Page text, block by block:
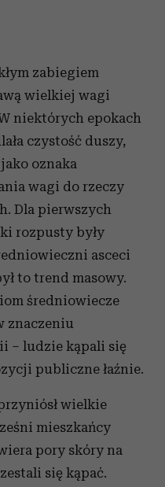
zabiegiem
wielkiej wagi
niektórych epokach
czystość duszy,
oznaka
wagi do rzeczy
Dla pierwszych
rozpusty były
asceci
to trend masowy.
średniowiecze
znaczeniu
– ludzie kąpali się
publiczne łaźnie.
wielkie
mieszkańcy
pory skóry na
się kąpać.